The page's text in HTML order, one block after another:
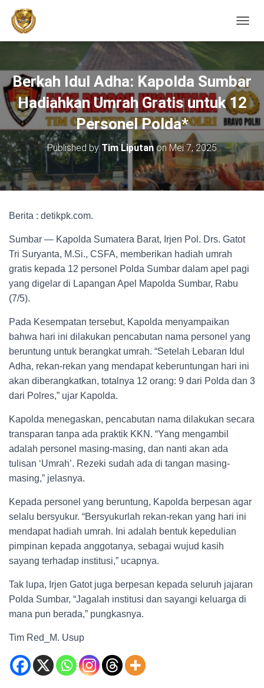
Berkah Idul Adha: Kapolda Sumbar
Hadiahkan Umrah Gratis untuk 12
Personel Polda*
Published by Tim LiputanonMei 7, 2025
Berita : detikpk.com.
Sumbar — Kapolda Sumatera Barat, Irjen Pol. Drs. Gatot
Tri Suryanta, M.Si., CSFA, memberikan hadiah umrah
gratis kepada 12 personel Polda Sumbar dalam apel pagi
yang digelar di Lapangan Apel Mapolda Sumbar, Rabu
(7/5).
Pada Kesempatan tersebut, Kapolda menyampaikan
bahwa hari ini dilakukan pencabutan nama personel yang
beruntung untuk berangkat umrah. “Setelah Lebaran Idul
Adha, rekan-rekan yang mendapat keberuntungan hari ini
akan diberangkatkan, totalnya 12 orang: 9 dari Polda dan 3
dari Polres,” ujar Kapolda.
Kapolda menegaskan, pencabutan nama dilakukan secara
transparan tanpa ada praktik KKN. “Yang mengambil
adalah personel masing-masing, dan nanti akan ada
tulisan ‘Umrah’. Rezeki sudah ada di tangan masing-
masing,” jelasnya.
Kepada personel yang beruntung, Kapolda berpesan agar
selalu bersyukur. “Bersyukurlah rekan-rekan yang hari ini
mendapat hadiah umrah. Ini adalah bentuk kepedulian
pimpinan kepada anggotanya, sebagai wujud kasih
sayang terhadap institusi,” ucapnya.
Tak lupa, Irjen Gatot juga berpesan kepada seluruh jajaran
Polda Sumbar, “Jagalah institusi dan sayangi keluarga di
mana pun berada,” pungkasnya.
Tim Red_M. Usup